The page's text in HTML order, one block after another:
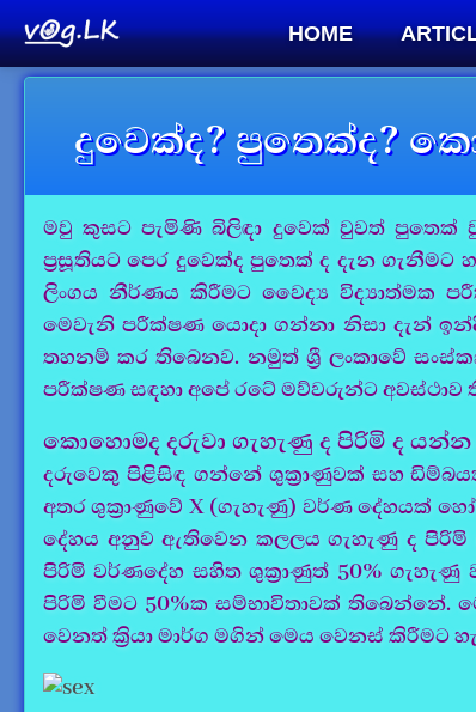
HOME
දුවෙක්ද? පුතෙක්ද?
මවු කුසට පැමිණි බිලිඳා දුවෙක් වුවත්
ප්‍රසූතියට පෙර දුවෙක්ද පුතෙක් ද දැන
ලිංගය නීර්ණය කිරීමට වෛද්‍ය විද්‍යාත්මක
මෙවැනි පරීක්ෂණ යොදා ගන්නා නිසා දැන්
තහනම් කර තිබෙනව. නමුත් ශ්‍රී ලංකාවේ
පරීක්ෂණ සඳහා අපේ රටේ මව්වරුන්ට අවස්ථාව
කොහොමද දරුවා ගැහැණු ද පිරිමි ද
දරුවෙකු පිළිසිඳ ගන්නේ ශුක්‍රාණුවක් සහ
අතර ශුක්‍රාණුවේ X (ගැහැණු) වර්ණ දේහයක්
දේහය අනුව ඇතිවෙන කලලය ගැහැණු ද
පිරිමි වර්ණදේහ සහිත ශුක්‍රාණුත් 50%
පිරිමි වීමට 50%ක සම්භාවිතාවක්
වෙනත් ක්‍රියා මාර්ග මගින් මෙය වෙනස් කිරීමට